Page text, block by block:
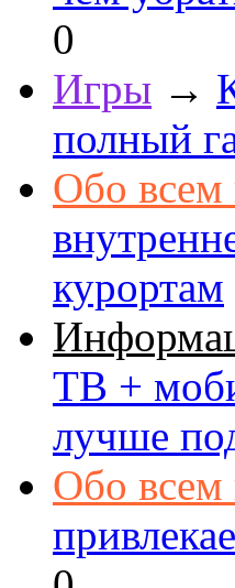
0
Игры →
полный
Обо всем
курортам
ТВ +
лучше
Обо всем